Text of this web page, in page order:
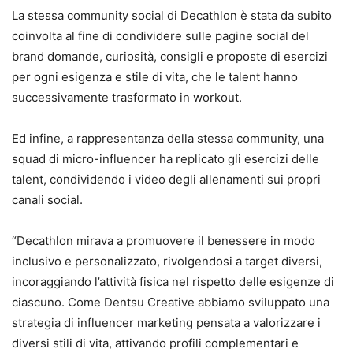
La stessa community social di Decathlon è stata da subito
coinvolta al fine di condividere sulle pagine social del
brand domande, curiosità, consigli e proposte di esercizi
per ogni esigenza e stile di vita, che le talent hanno
successivamente trasformato in workout.
Ed infine, a rappresentanza della stessa community, una
squad di micro-influencer ha replicato gli esercizi delle
talent, condividendo i video degli allenamenti sui propri
canali social.
“Decathlon mirava a promuovere il benessere in modo
inclusivo e personalizzato, rivolgendosi a target diversi,
incoraggiando l’attività fisica nel rispetto delle esigenze di
ciascuno. Come Dentsu Creative abbiamo sviluppato una
strategia di influencer marketing pensata a valorizzare i
diversi stili di vita, attivando profili complementari e